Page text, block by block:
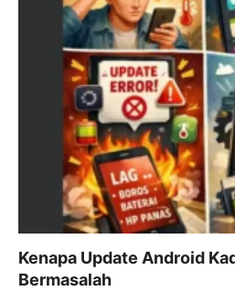
Kenapa Update Android
Bermasalah